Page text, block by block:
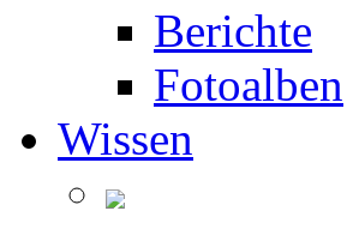
Berichte
Fotoalben
Wissen